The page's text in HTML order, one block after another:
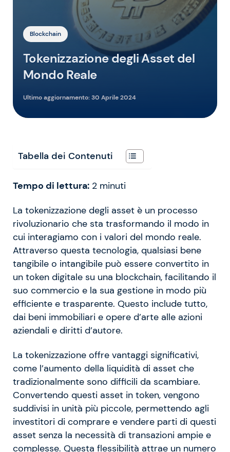
Blockchain
Tokenizzazione degli Asset del
Mondo Reale
Ultimo aggiornamento:30 Aprile 2024
Tabella dei Contenuti
Tempo di lettura: 2 minuti
La tokenizzazione degli asset è un processo
rivoluzionario che sta trasformando il modo in
cui interagiamo con i valori del mondo reale.
Attraverso questa tecnologia, qualsiasi bene
tangibile o intangibile può essere convertito in
un token digitale su una blockchain, facilitando il
suo commercio e la sua gestione in modo più
efficiente e trasparente. Questo include tutto,
dai beni immobiliari e opere d’arte alle azioni
aziendali e diritti d’autore.
La tokenizzazione offre vantaggi significativi,
come l’aumento della liquidità di asset che
tradizionalmente sono difficili da scambiare.
Convertendo questi asset in token, vengono
suddivisi in unità più piccole, permettendo agli
investitori di comprare e vendere parti di questi
asset senza la necessità di transazioni ampie e
complesse. Questa flessibilità attrae un numero